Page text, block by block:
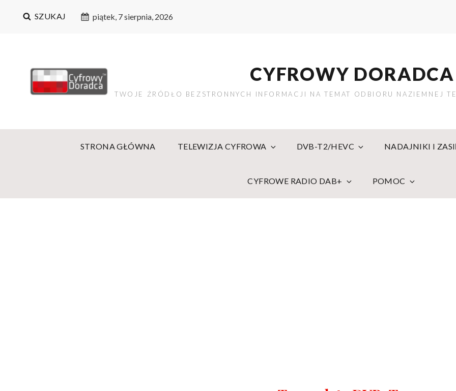
SZUKAJ piątek, 7 sierpnia, 2026
CYFROWY DORADCA
TWOJE ŹRÓDŁO BEZSTRONNYCH INFORMACJI NA TEMAT ODBIORU NAZIEMNEJ
STRONA GŁÓWNA TELEWIZJA CYFROWA DVB-T2/HEVC NADAJNIKI I
CYFROWE RADIO DAB+ POMOC